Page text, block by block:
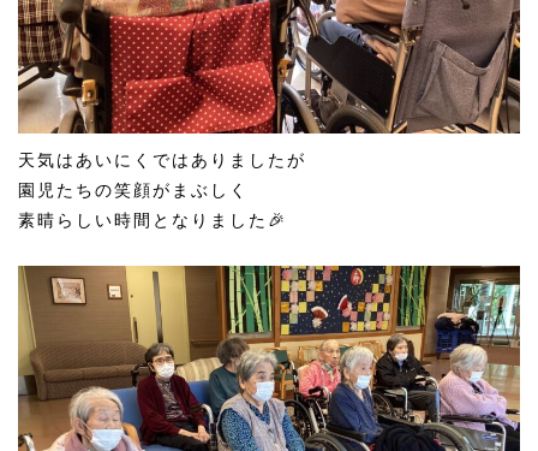
天気はあいにくではありましたが
園児たちの笑顔がまぶしく
素晴らしい時間となりました🎉